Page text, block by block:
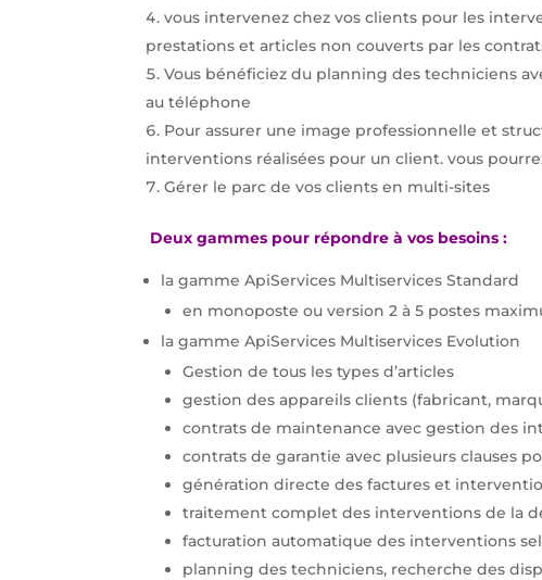
vous intervenez chez vos clients pour les
prestations et articles non couverts par les
Vous bénéficiez du planning des techniciens
au téléphone
Pour assurer une image professionnelle et
interventions réalisées pour un client. vous
Gérer le parc de vos clients en multi-sites
Deux gammes pour répondre à vos besoins :
la gamme ApiServices Multiservices Standard
en monoposte ou version 2 à 5 postes
la gamme ApiServices Multiservices Evolution
Gestion de tous les types d’articles
gestion des appareils clients (fabricant,
contrats de maintenance avec gestion des
contrats de garantie avec plusieurs clauses
génération directe des factures et
traitement complet des interventions de la
facturation automatique des interventions
planning des techniciens, recherche des